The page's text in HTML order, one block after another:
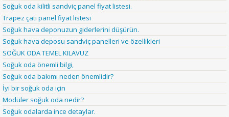
Soğuk oda kilitli sandviç panel fiyat listesi.
Trapez çatı panel fiyat listesi
Soğuk hava deponuzun giderlerini düşürün.
Soğuk hava deposu sandviç panelleri ve özellikleri
SOĞUK ODA TEMEL KILAVUZ
Soğuk oda önemli bilgi,
Soğuk oda bakımı neden önemlidir?
İyi bir soğuk oda için
Modüler soğuk oda nedir?
Soğuk odalarda ince detaylar.